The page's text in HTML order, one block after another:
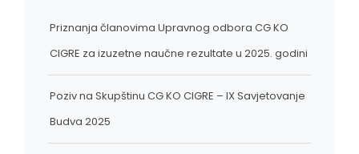
Priznanja članovima Upravnog odbora CG KO
CIGRE za izuzetne naučne rezultate u 2025. godini
Poziv na Skupštinu CG KO CIGRE – IX Savjetovanje
Budva 2025